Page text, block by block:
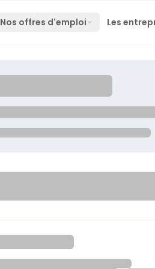
Nos offres d'emploi Les